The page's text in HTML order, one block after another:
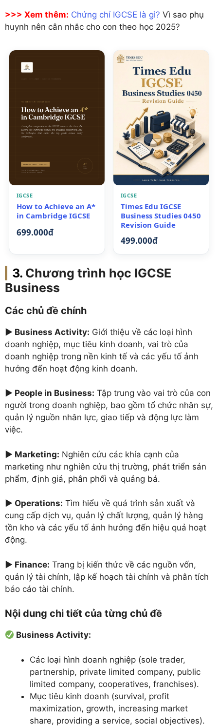
>>> Xem thêm: Chứng chỉ IGCSE là gì? Vì sao phụ
huynh nên cân nhắc cho con theo học 2025?
IGCSE
How to Achieve an A*
in Cambridge IGCSE
699.000đ
IGCSE
Times Edu IGCSE
Business Studies 0450
Revision Guide
499.000đ
Chương trình học IGCSE
Business
Các chủ đề chính
► Business Activity: Giới thiệu về các loại hình
doanh nghiệp, mục tiêu kinh doanh, vai trò của
doanh nghiệp trong nền kinh tế và các yếu tố ảnh
hưởng đến hoạt động kinh doanh.
► People in Business: Tập trung vào vai trò của con
người trong doanh nghiệp, bao gồm tổ chức nhân sự,
quản lý nguồn nhân lực, giao tiếp và động lực làm
việc.
► Marketing: Nghiên cứu các khía cạnh của
marketing như nghiên cứu thị trường, phát triển sản
phẩm, định giá, phân phối và quảng bá.
► Operations: Tìm hiểu về quá trình sản xuất và
cung cấp dịch vụ, quản lý chất lượng, quản lý hàng
tồn kho và các yếu tố ảnh hưởng đến hiệu quả hoạt
động.
► Finance: Trang bị kiến thức về các nguồn vốn,
quản lý tài chính, lập kế hoạch tài chính và phân tích
báo cáo tài chính.
Nội dung chi tiết của từng chủ đề
Business Activity:
Các loại hình doanh nghiệp (sole trader,
partnership, private limited company, public
limited company, cooperatives, franchises).
Mục tiêu kinh doanh (survival, profit
maximization, growth, increasing market
share, providing a service, social objectives).